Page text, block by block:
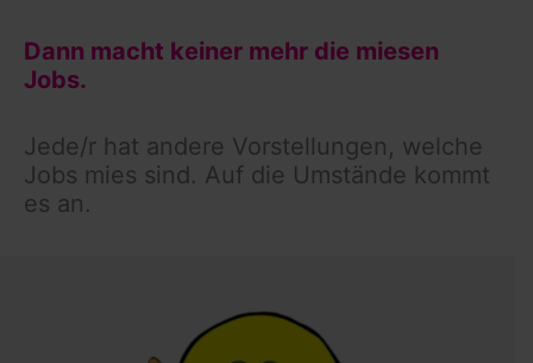
Dann macht keiner mehr die miesen
Jobs.
Jede/r hat andere Vorstellungen, welche
Jobs mies sind. Auf die Umstände kommt
es an.